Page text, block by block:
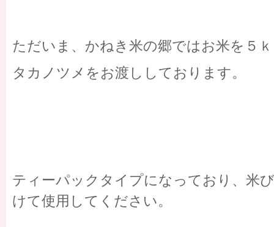
ただいま、かねき米の郷ではお米を５
タカノツメをお渡ししております。
ティーパックタイプになっており、米
けて使用してください。